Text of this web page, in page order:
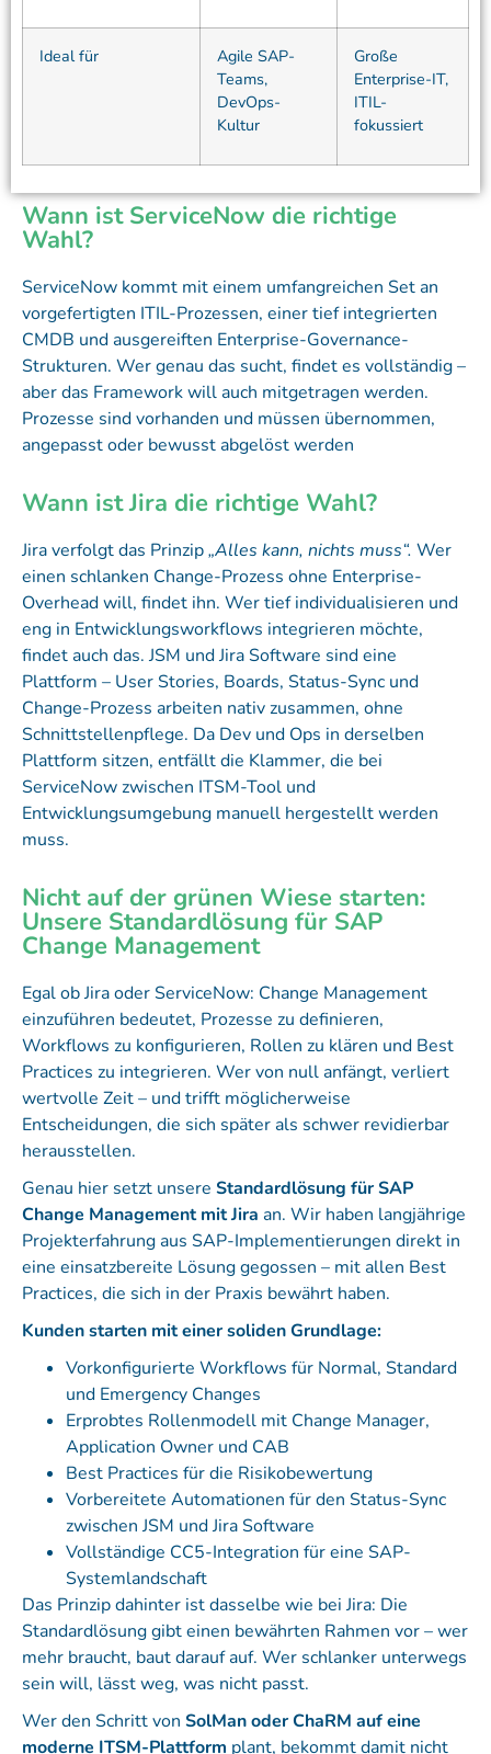
Ideal für
Agile SAP-
Teams,
DevOps-
Kultur
Große
Enterprise-IT,
ITIL-
fokussiert
Wann ist ServiceNow die richtige
Wahl?
ServiceNow kommt mit einem umfangreichen Set an
vorgefertigten ITIL-Prozessen, einer tief integrierten
CMDB und ausgereiften Enterprise-Governance-
Strukturen. Wer genau das sucht, findet es vollständig –
aber das Framework will auch mitgetragen werden.
Prozesse sind vorhanden und müssen übernommen,
angepasst oder bewusst abgelöst werden
Wann ist Jira die richtige Wahl?
Jira verfolgt das Prinzip„Alles kann, nichts muss“. Wer
einen schlanken Change-Prozess ohne Enterprise-
Overhead will, findet ihn. Wer tief individualisieren und
eng in Entwicklungsworkflows integrieren möchte,
findet auch das. JSM und Jira Software sind eine
Plattform – User Stories, Boards, Status-Sync und
Change-Prozess arbeiten nativ zusammen, ohne
Schnittstellenpflege. Da Dev und Ops in derselben
Plattform sitzen, entfällt die Klammer, die bei
ServiceNow zwischen ITSM-Tool und
Entwicklungsumgebung manuell hergestellt werden
muss.
Nicht auf der grünen Wiese starten:
Unsere Standardlösung für SAP
Change Management
Egal ob Jira oder ServiceNow: Change Management
einzuführen bedeutet, Prozesse zu definieren,
Workflows zu konfigurieren, Rollen zu klären und Best
Practices zu integrieren. Wer von null anfängt, verliert
wertvolle Zeit – und trifft möglicherweise
Entscheidungen, die sich später als schwer revidierbar
herausstellen.
Genau hier setzt unsere Standardlösung für SAP
Change Management mit Jira an. Wir haben langjährige
Projekterfahrung aus SAP-Implementierungen direkt in
eine einsatzbereite Lösung gegossen – mit allen Best
Practices, die sich in der Praxis bewährt haben.
Kunden starten mit einer soliden Grundlage:
Vorkonfigurierte Workflows für Normal, Standard
und Emergency Changes
Erprobtes Rollenmodell mit Change Manager,
Application Owner und CAB
Best Practices für die Risikobewertung
Vorbereitete Automationen für den Status-Sync
zwischen JSM und Jira Software
Vollständige CC5-Integration für eine SAP-
Systemlandschaft
Das Prinzip dahinter ist dasselbe wie bei Jira: Die
Standardlösung gibt einen bewährten Rahmen vor – wer
mehr braucht, baut darauf auf. Wer schlanker unterwegs
sein will, lässt weg, was nicht passt.
Wer den Schritt von SolMan oder ChaRM auf eine
moderne ITSM-Plattform plant, bekommt damit nicht